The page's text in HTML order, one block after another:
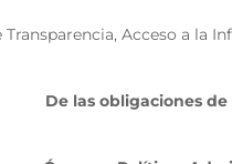
Transparencia, Acceso a la
De las obligaciones